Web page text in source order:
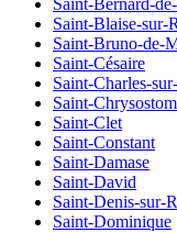
Saint-Bernard-
Saint-Blaise-sur-
Saint-Bruno-de-
Saint-Césaire
Saint-Charles-
Saint-
Saint-Clet
Saint-Constant
Saint-Damase
Saint-David
Saint-Denis-sur-
Saint-Dominique